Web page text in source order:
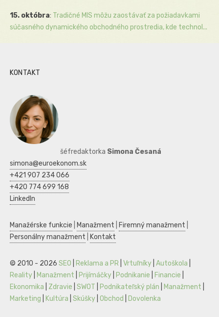
15. októbra: Tradičné MIS môžu zaostávať za požiadavkami
súčasného dynamického obchodného prostredia, kde technol...
KONTAKT
šéfredaktorka Simona Česaná
simona@euroekonom.sk
+421 907 234 066
+420 774 699 168
LinkedIn
Manažérske funkcie Manažment Firemný manažment
Personálny manažment
Kontakt
© 2010 - 2026 SEO Reklama a PR Vrtuľníky Autoškola
Reality
Manažment Prijímáčky Podnikanie Financie
Ekonomika
Zdravie SWOT Podnikateľský plán Manažment
Marketing
Kultúra Skúšky Obchod Dovolenka